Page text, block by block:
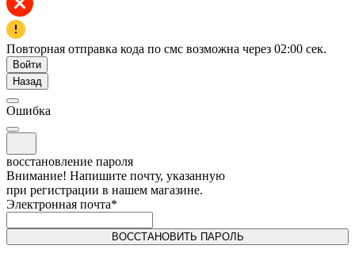
Повторная отправка кода по смс возможна через 02:00 сек.
Войти
Назад
Ошибка
восстановление пароля
Внимание! Напишите почту, указанную
при регистрации в нашем магазине.
Электронная почта*
ВОССТАНОВИТЬ ПАРОЛЬ